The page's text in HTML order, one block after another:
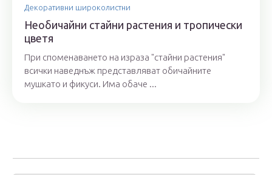
Декоративни широколистни
Необичайни стайни растения и тропически
цветя
При споменаването на израза "стайни растения"
всички наведнъж представляват обичайните
мушкато и фикуси. Има обаче ...